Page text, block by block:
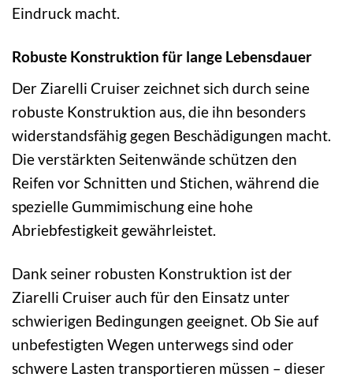
Eindruck macht.
Robuste Konstruktion für lange Lebensdauer
Der Ziarelli Cruiser zeichnet sich durch seine
robuste Konstruktion aus, die ihn besonders
widerstandsfähig gegen Beschädigungen macht.
Die verstärkten Seitenwände schützen den
Reifen vor Schnitten und Stichen, während die
spezielle Gummimischung eine hohe
Abriebfestigkeit gewährleistet.
Dank seiner robusten Konstruktion ist der
Ziarelli Cruiser auch für den Einsatz unter
schwierigen Bedingungen geeignet. Ob Sie auf
unbefestigten Wegen unterwegs sind oder
schwere Lasten transportieren müssen – dieser